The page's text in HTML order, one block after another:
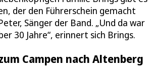
der den Führerschein gemacht
Sänger der Band. „Und da war
30 Jahre“, erinnert sich Brings.
Campen nach Altenberg